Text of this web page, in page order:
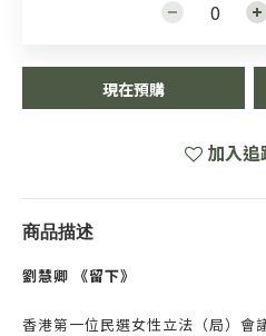
現在預購
加入
商品描述
劉慧卿 《留下》
香港第一位民選女性立法（局）會